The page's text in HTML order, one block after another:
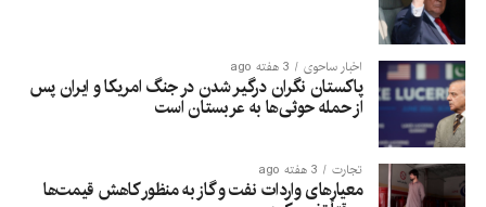
اخبار ساحوی 3 هفته ago
پاکستان نگران درگیر شدن در جنگ امریکا و ایران پس
از حمله حوثی‌ها به عربستان است
تجارت 3 هفته ago
معیارهای واردات نفت و گاز به منظور کاهش قیمت‌ها